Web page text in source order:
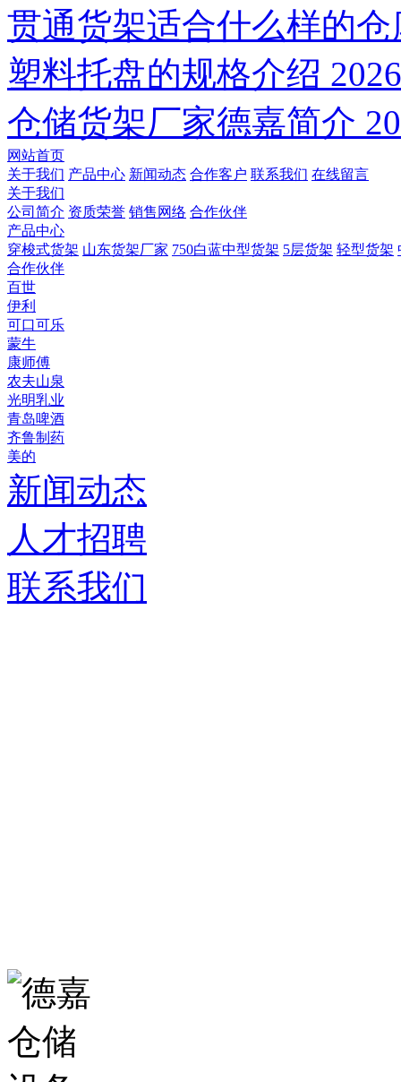
贯通货架适合什么样的仓
塑料托盘的规格介绍
仓储货架厂家德嘉简介
网站首页
关于我们 产品中心 新闻动态 合作客户 联系我们 在线留言
关于我们
公司简介 资质荣誉 销售网络 合作伙伴
产品中心
穿梭式货架 山东货架厂家 750白蓝中型货架 5层货架 轻型货架
合作伙伴
百世
伊利
可口可乐
蒙牛
康师傅
农夫山泉
光明乳业
青岛啤酒
齐鲁制药
美的
新闻动态
人才招聘
联系我们